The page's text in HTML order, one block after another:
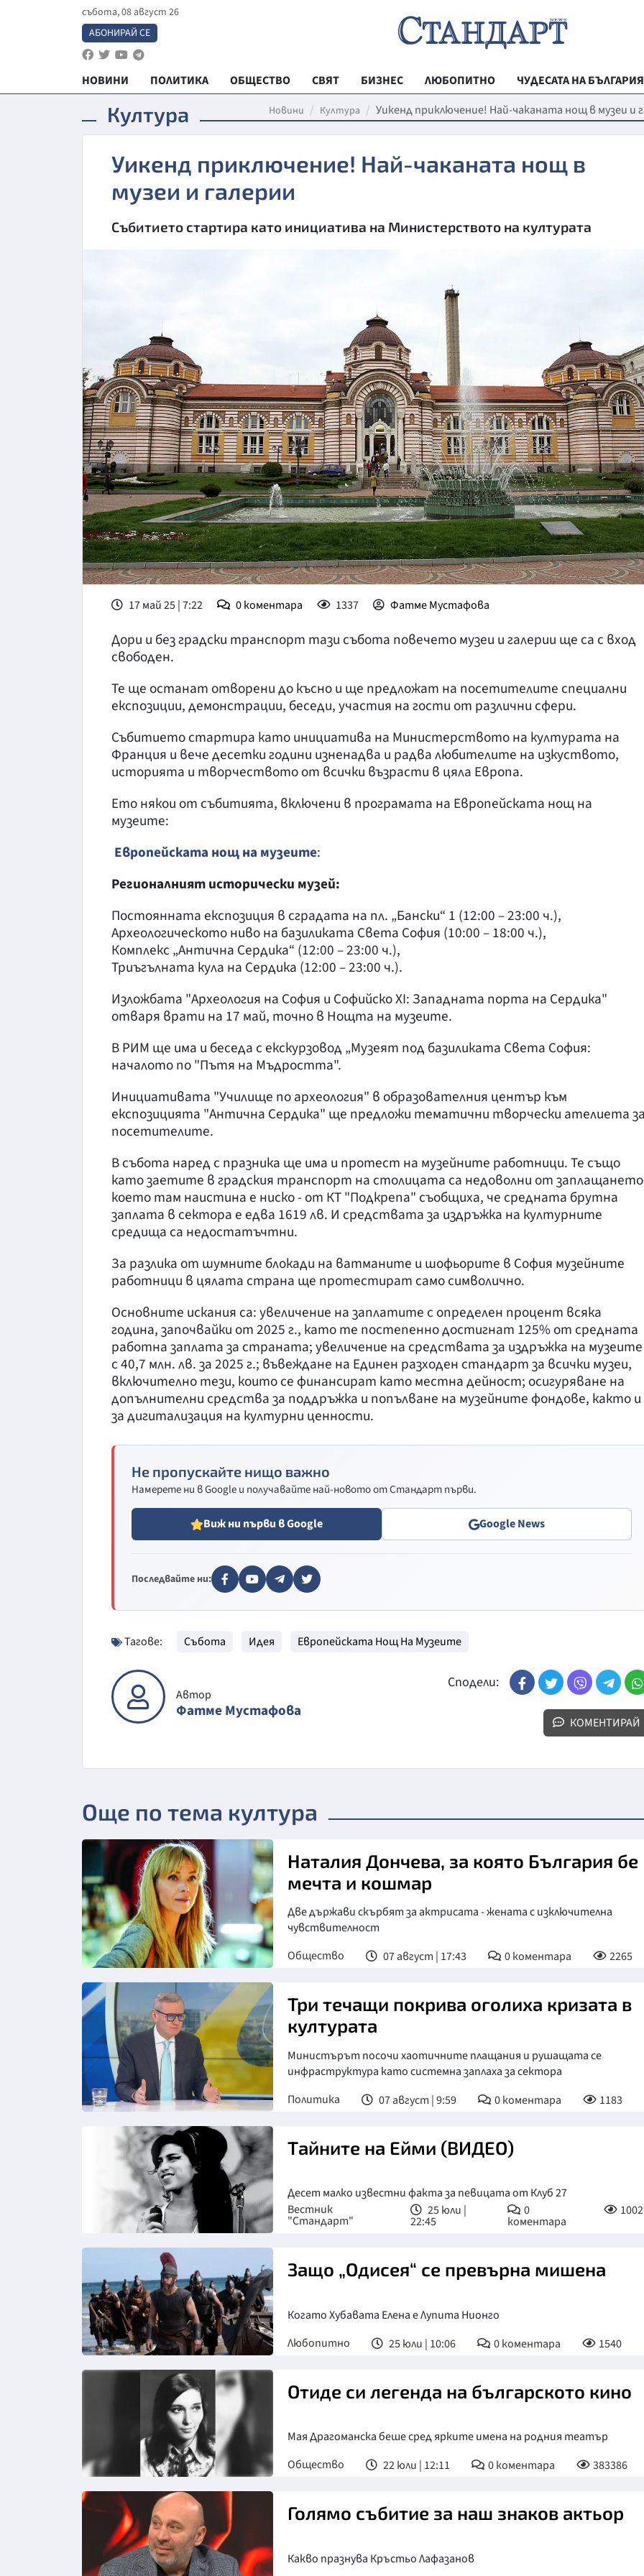
събота, 08 август 26
АБОНИРАЙ СЕ
НОВИНИ ПОЛИТИКА ОБЩЕСТВО СВЯТ БИЗНЕС ЛЮБОПИТНО
ЧУДЕСАТА НА БЪЛГАРИЯ
РЕГИОНАЛНИ
ВЕСТНИК
МЛАДЕЖКА
КУЛТУРА
ПРАВОСЪДИЕ
КРИМИ
ВЯРА
ОБЯВИ
ВОЙНАТА В
ВРЕМЕТО
Култура Новини Култура Уикенд приключение! Най-чаканата нощ в музеи и
Уикенд приключение! Най-чаканата нощ в
музеи и галерии
Събитието стартира като инициатива на Министерството на културата
17 май 25 | 7:22 0коментара 1337 Фатме Мустафова
Дори и без градски транспорт тази събота повечето музеи и галерии ще са с вход
свободен.
Те ще останат отворени до късно и ще предложат на посетителите специални
експозиции, демонстрации, беседи, участия на гости от различни сфери.
Събитието стартира като инициатива на Министерството на културата на
Франция и вече десетки години изненадва и радва любителите на изкуството,
историята и творчеството от всички възрасти в цяла Европа.
Ето някои от събитията, включени в програмата на Европейската нощ на
музеите:
Европейската нощ на музеите:
Регионалният исторически музей:
Постоянната експозиция в сградата на пл. „Бански“ 1 (12:00 – 23:00 ч.),
Археологическото ниво на базиликата Света София (10:00 – 18:00 ч.),
Комплекс „Антична Сердика“ (12:00 – 23:00 ч.),
Триъгълната кула на Сердика (12:00 – 23:00 ч.).
Изложбата "Археология на София и Софийско XI: Западната порта на Сердика"
отваря врати на 17 май, точно в Нощта на музеите.
В РИМ ще има и беседа с екскурзовод „Музеят под базиликата Света София:
началото по "Пътя на Мъдростта".
Инициативата "Училище по археология" в образователния център към
експозицията "Антична Сердика" ще предложи тематични творчески ателиета
посетителите.
В събота наред с празника ще има и протест на музейните работници. Те също
като заетите в градския транспорт на столицата са недоволни от
което там наистина е ниско - от КТ "Подкрепа" съобщиха, че средната брутна
заплата в сектора е едва 1619 лв. И средствата за издръжка на културните
средища са недостатъчтни.
За разлика от шумните блокади на ватманите и шофьорите в София музейните
работници в цялата страна ще протестират само символично.
Основните искания са: увеличение на заплатите с определен процент всяка
година, започвайки от 2025 г., като те постепенно достигнат 125% от средната
работна заплата за страната; увеличение на средствата за издръжка на музеите
с 40,7 млн. лв. за 2025 г.; въвеждане на Единен разходен стандарт за всички музеи,
включително тези, които се финансират като местна дейност; осигуряване на
допълнителни средства за поддръжка и попълване на музейните фондове, както и
за дигитализация на културни ценности.
Не пропускайте нищо важно
Намерете ни в Google и получавайте най-новото от Стандарт първи.
Виж ни първи в Google Google News
Последвайте ни:
Тагове: Събота Идея Европейската Нощ На Музеите
Автор
Фатме Мустафова
Сподели:
КОМЕНТИРАЙ
Още по тема култура
Наталия Дончева, за която България бе
мечта и кошмар
Две държави скърбят за актрисата - жената с изключителна
чувствителност
Общество
07 август | 17:43 0коментара 2265
Снимка: БНТ
Три течащи покрива оголиха кризата в
културата
Министърът посочи хаотичните плащания и рушащата се
инфраструктура като системна заплаха за сектора
Политика
07 август | 9:59 0коментара 1183
Тайните на Ейми (ВИДЕО)
Десет малко известни факта за певицата от Клуб 27
Вестник
"Стандарт"
25 юли |
22:45
0
коментара
1002
Защо „Одисея“ се превърна мишена
Когато Хубавата Елена е Лупита Нионго
Любопитно
25 юли | 10:06 0коментара 1540
Отиде си легенда на българското кино
Мая Драгоманска беше сред ярките имена на родния театър
Общество
22 юли | 12:11 0коментара 383386
Голямо събитие за наш знаков актьор
Какво празнува Кръстьо Лафазанов